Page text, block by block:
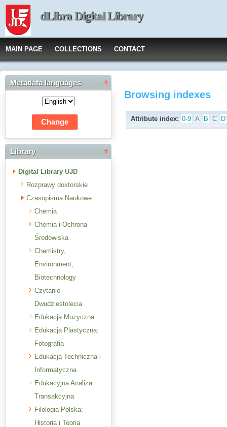
dLibra Digital Library
MAIN PAGE COLLECTIONS CONTACT
Metadata languages
Library
Digital Library UJD
Rozprawy doktorskie
Czasopisma Naukowe
Chemia
Chemia i Ochrona
Środowiska
Chemistry,
Environment,
Biotechnology
Czytanie
Dwudziestolecia
Edukacja Muzyczna
Edukacja Plastyczna:
Fotografia
Edukacja Techniczna i
Informatyczna
Edukacyjna Analiza
Transakcyjna
Filologia Polska:
Historia i Teoria
Browsing indexes
Attribute index: 0-9 A B C D